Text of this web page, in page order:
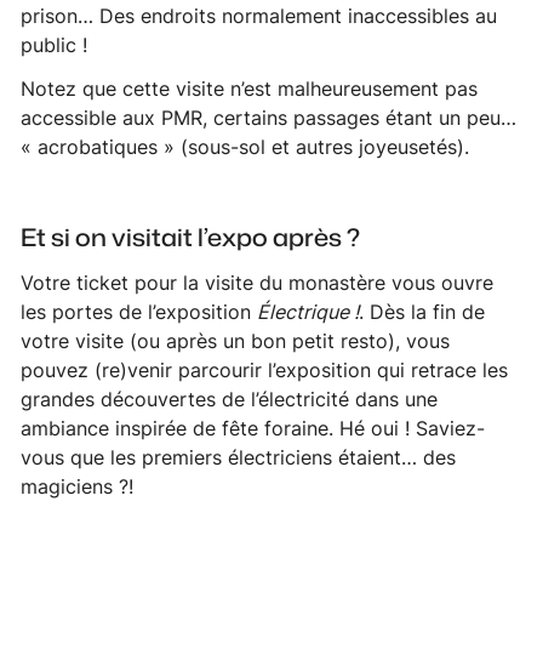
prison… Des endroits normalement inaccessibles au
public !
Notez que cette visite n’est malheureusement pas
accessible aux PMR, certains passages étant un peu…
« acrobatiques » (sous-sol et autres joyeusetés).
Et si on visitait l’expo après ?
Votre ticket pour la visite du monastère vous ouvre
les portes de l’exposition Électrique !. Dès la fin de
votre visite (ou après un bon petit resto), vous
pouvez (re)venir parcourir l’exposition qui retrace les
grandes découvertes de l’électricité dans une
ambiance inspirée de fête foraine. Hé oui ! Saviez-
vous que les premiers électriciens étaient… des
magiciens ?!